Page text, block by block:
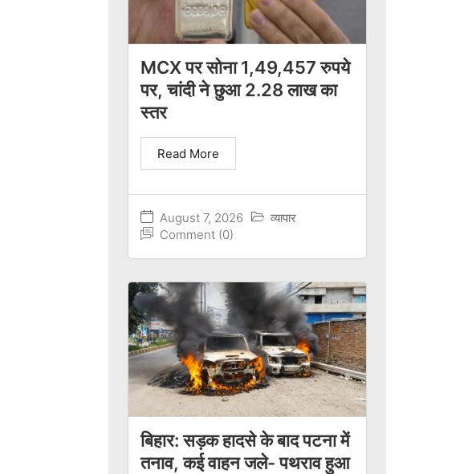
MCX पर सोना 1,49,457 रुपये
पर, चांदी ने छुआ 2.28 लाख का
स्तर
August 7, 2026
व्यापार
Comment (0)
Read More
बिहार: सड़क हादसे के बाद पटना में
तनाव, कई वाहन जले- पथराव हुआ